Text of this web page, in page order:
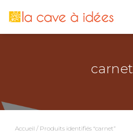
carnet
Accueil / Produits identifiés “carnet”